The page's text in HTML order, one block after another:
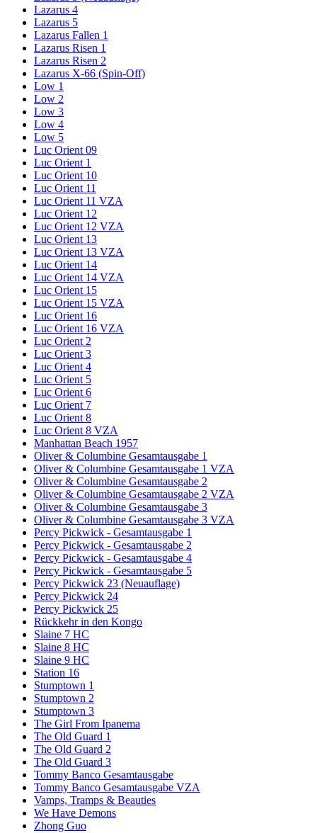
Lazarus 4
Lazarus 5
Lazarus Fallen 1
Lazarus Risen 1
Lazarus Risen 2
Lazarus X-66 (Spin-Off)
Low 1
Low 2
Low 3
Low 4
Low 5
Luc Orient 09
Luc Orient 1
Luc Orient 10
Luc Orient 11
Luc Orient 11 VZA
Luc Orient 12
Luc Orient 12 VZA
Luc Orient 13
Luc Orient 13 VZA
Luc Orient 14
Luc Orient 14 VZA
Luc Orient 15
Luc Orient 15 VZA
Luc Orient 16
Luc Orient 16 VZA
Luc Orient 2
Luc Orient 3
Luc Orient 4
Luc Orient 5
Luc Orient 6
Luc Orient 7
Luc Orient 8
Luc Orient 8 VZA
Manhattan Beach 1957
Oliver & Columbine Gesamtausgabe 1
Oliver & Columbine Gesamtausgabe 1 VZA
Oliver & Columbine Gesamtausgabe 2
Oliver & Columbine Gesamtausgabe 2 VZA
Oliver & Columbine Gesamtausgabe 3
Oliver & Columbine Gesamtausgabe 3 VZA
Percy Pickwick - Gesamtausgabe 1
Percy Pickwick - Gesamtausgabe 2
Percy Pickwick - Gesamtausgabe 4
Percy Pickwick - Gesamtausgabe 5
Percy Pickwick 23 (Neuauflage)
Percy Pickwick 24
Percy Pickwick 25
Rückkehr in den Kongo
Slaine 7 HC
Slaine 8 HC
Slaine 9 HC
Station 16
Stumptown 1
Stumptown 2
Stumptown 3
The Girl From Ipanema
The Old Guard 1
The Old Guard 2
The Old Guard 3
Tommy Banco Gesamtausgabe
Tommy Banco Gesamtausgabe VZA
Vamps, Tramps & Beauties
We Have Demons
Zhong Guo